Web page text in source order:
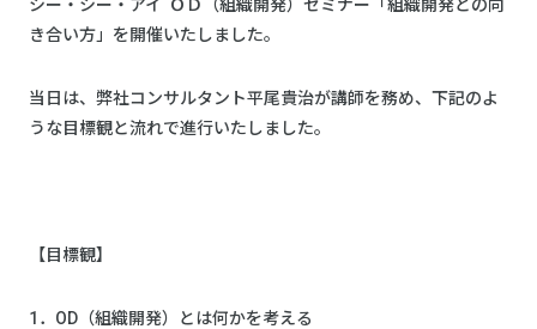
シー・シー・アイ ＯＤ（組織開発）セミナー「組織開発との向
き合い方」を開催いたしました。
当日は、弊社コンサルタント平尾貴治が講師を務め、下記のよ
うな目標観と流れで進行いたしました。
【目標観】
1．OD（組織開発）とは何かを考える